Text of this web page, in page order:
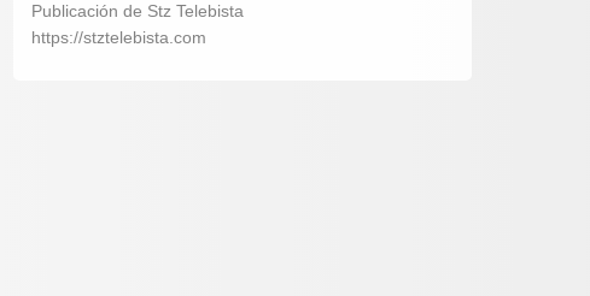
Publicación de Stz Telebista
https://stztelebista.com